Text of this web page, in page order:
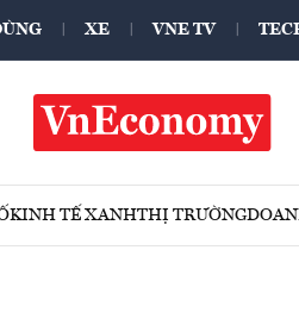
XE VNE TV
KINH TẾ XANHTHỊ TRƯỜNG